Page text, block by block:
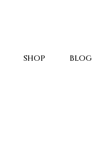
SHOP BLOG